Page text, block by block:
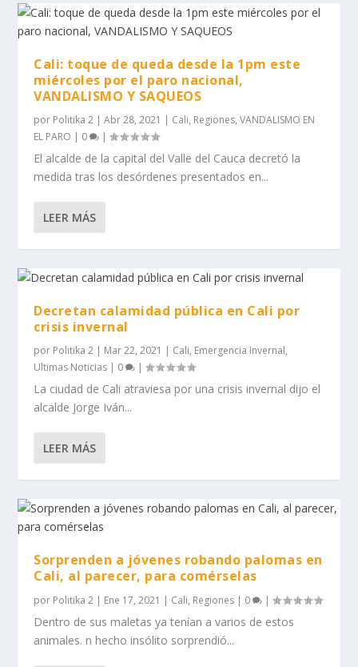
Cali: toque de queda desde la 1pm este
miércoles por el paro nacional,
VANDALISMO Y SAQUEOS
por Politika 2 |Abr 28, 2021 | Cali, Regiones,VANDALISMO EN
EL PARO | 0 |
El alcalde de la capital del Valle del Cauca decretó la
medida tras los desórdenes presentados en...
LEER MÁS
Decretan calamidad pública en Cali por
crisis invernal
por Politika 2 | Mar 22, 2021 | Cali, Emergencia Invernal,
Ultimas Noticias | 0 |
La ciudad de Cali atraviesa por una crisis invernal dijo el
alcalde Jorge Iván...
LEER MÁS
Sorprenden a jóvenes robando palomas en
Cali, al parecer, para comérselas
por Politika 2 | Ene 17, 2021 | Cali, Regiones | 0 |
Dentro de sus maletas ya tenían a varios de estos
animales. n hecho insólito sorprendió...